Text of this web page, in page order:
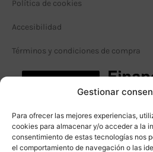
Gestionar
Para ofrecer las mejores experiencias,
cookies para almacenar y/o acceder a la
consentimiento de estas tecnologías nos
el comportamiento de navegación o las
Política de cookies
Accesibilidad
Términos y condiciones de compra